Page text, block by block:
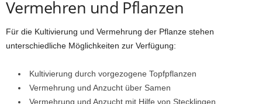
Vermehren und Pflanzen
Für die Kultivierung und Vermehrung der Pflanze stehen
unterschiedliche Möglichkeiten zur Verfügung:
Kultivierung durch vorgezogene Topfpflanzen
Vermehrung und Anzucht über Samen
Vermehrung und Anzucht mit Hilfe von Stecklingen